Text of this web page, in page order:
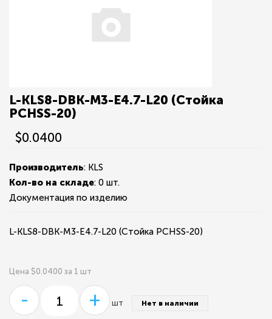
L-KLS8-DBK-M3-E4.7-L20 (Стойка
PCHSS-20)
$0.0400
Производитель: KLS
Кол-во на складе: 0 шт.
Документация по изделию
L-KLS8-DBK-M3-E4.7-L20 (Стойка PCHSS-20)
Цена $0.0400 за 1 шт
- + шт Нет в наличии